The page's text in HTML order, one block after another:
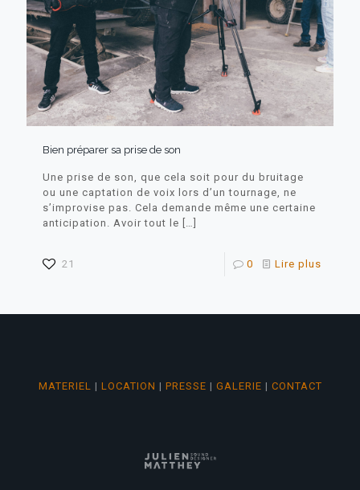
Bien préparer sa prise de son
Une prise de son, que cela soit pour du bruitage
ou une captation de voix lors d’un tournage, ne
s’improvise pas. Cela demande même une certaine
anticipation. Avoir tout le […]
21 0 Lire plus
MATERIEL | LOCATION | PRESSE | GALERIE | CONTACT